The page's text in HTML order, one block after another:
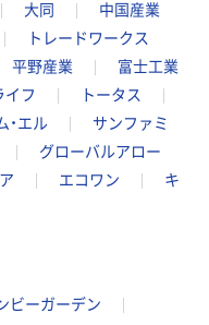
大同
中国産業
トレードワークス
平野産業
富士工業
イフ
トータス
・エル
サンファミ
グローバルアロー
エコワン
キ
ビーガーデン